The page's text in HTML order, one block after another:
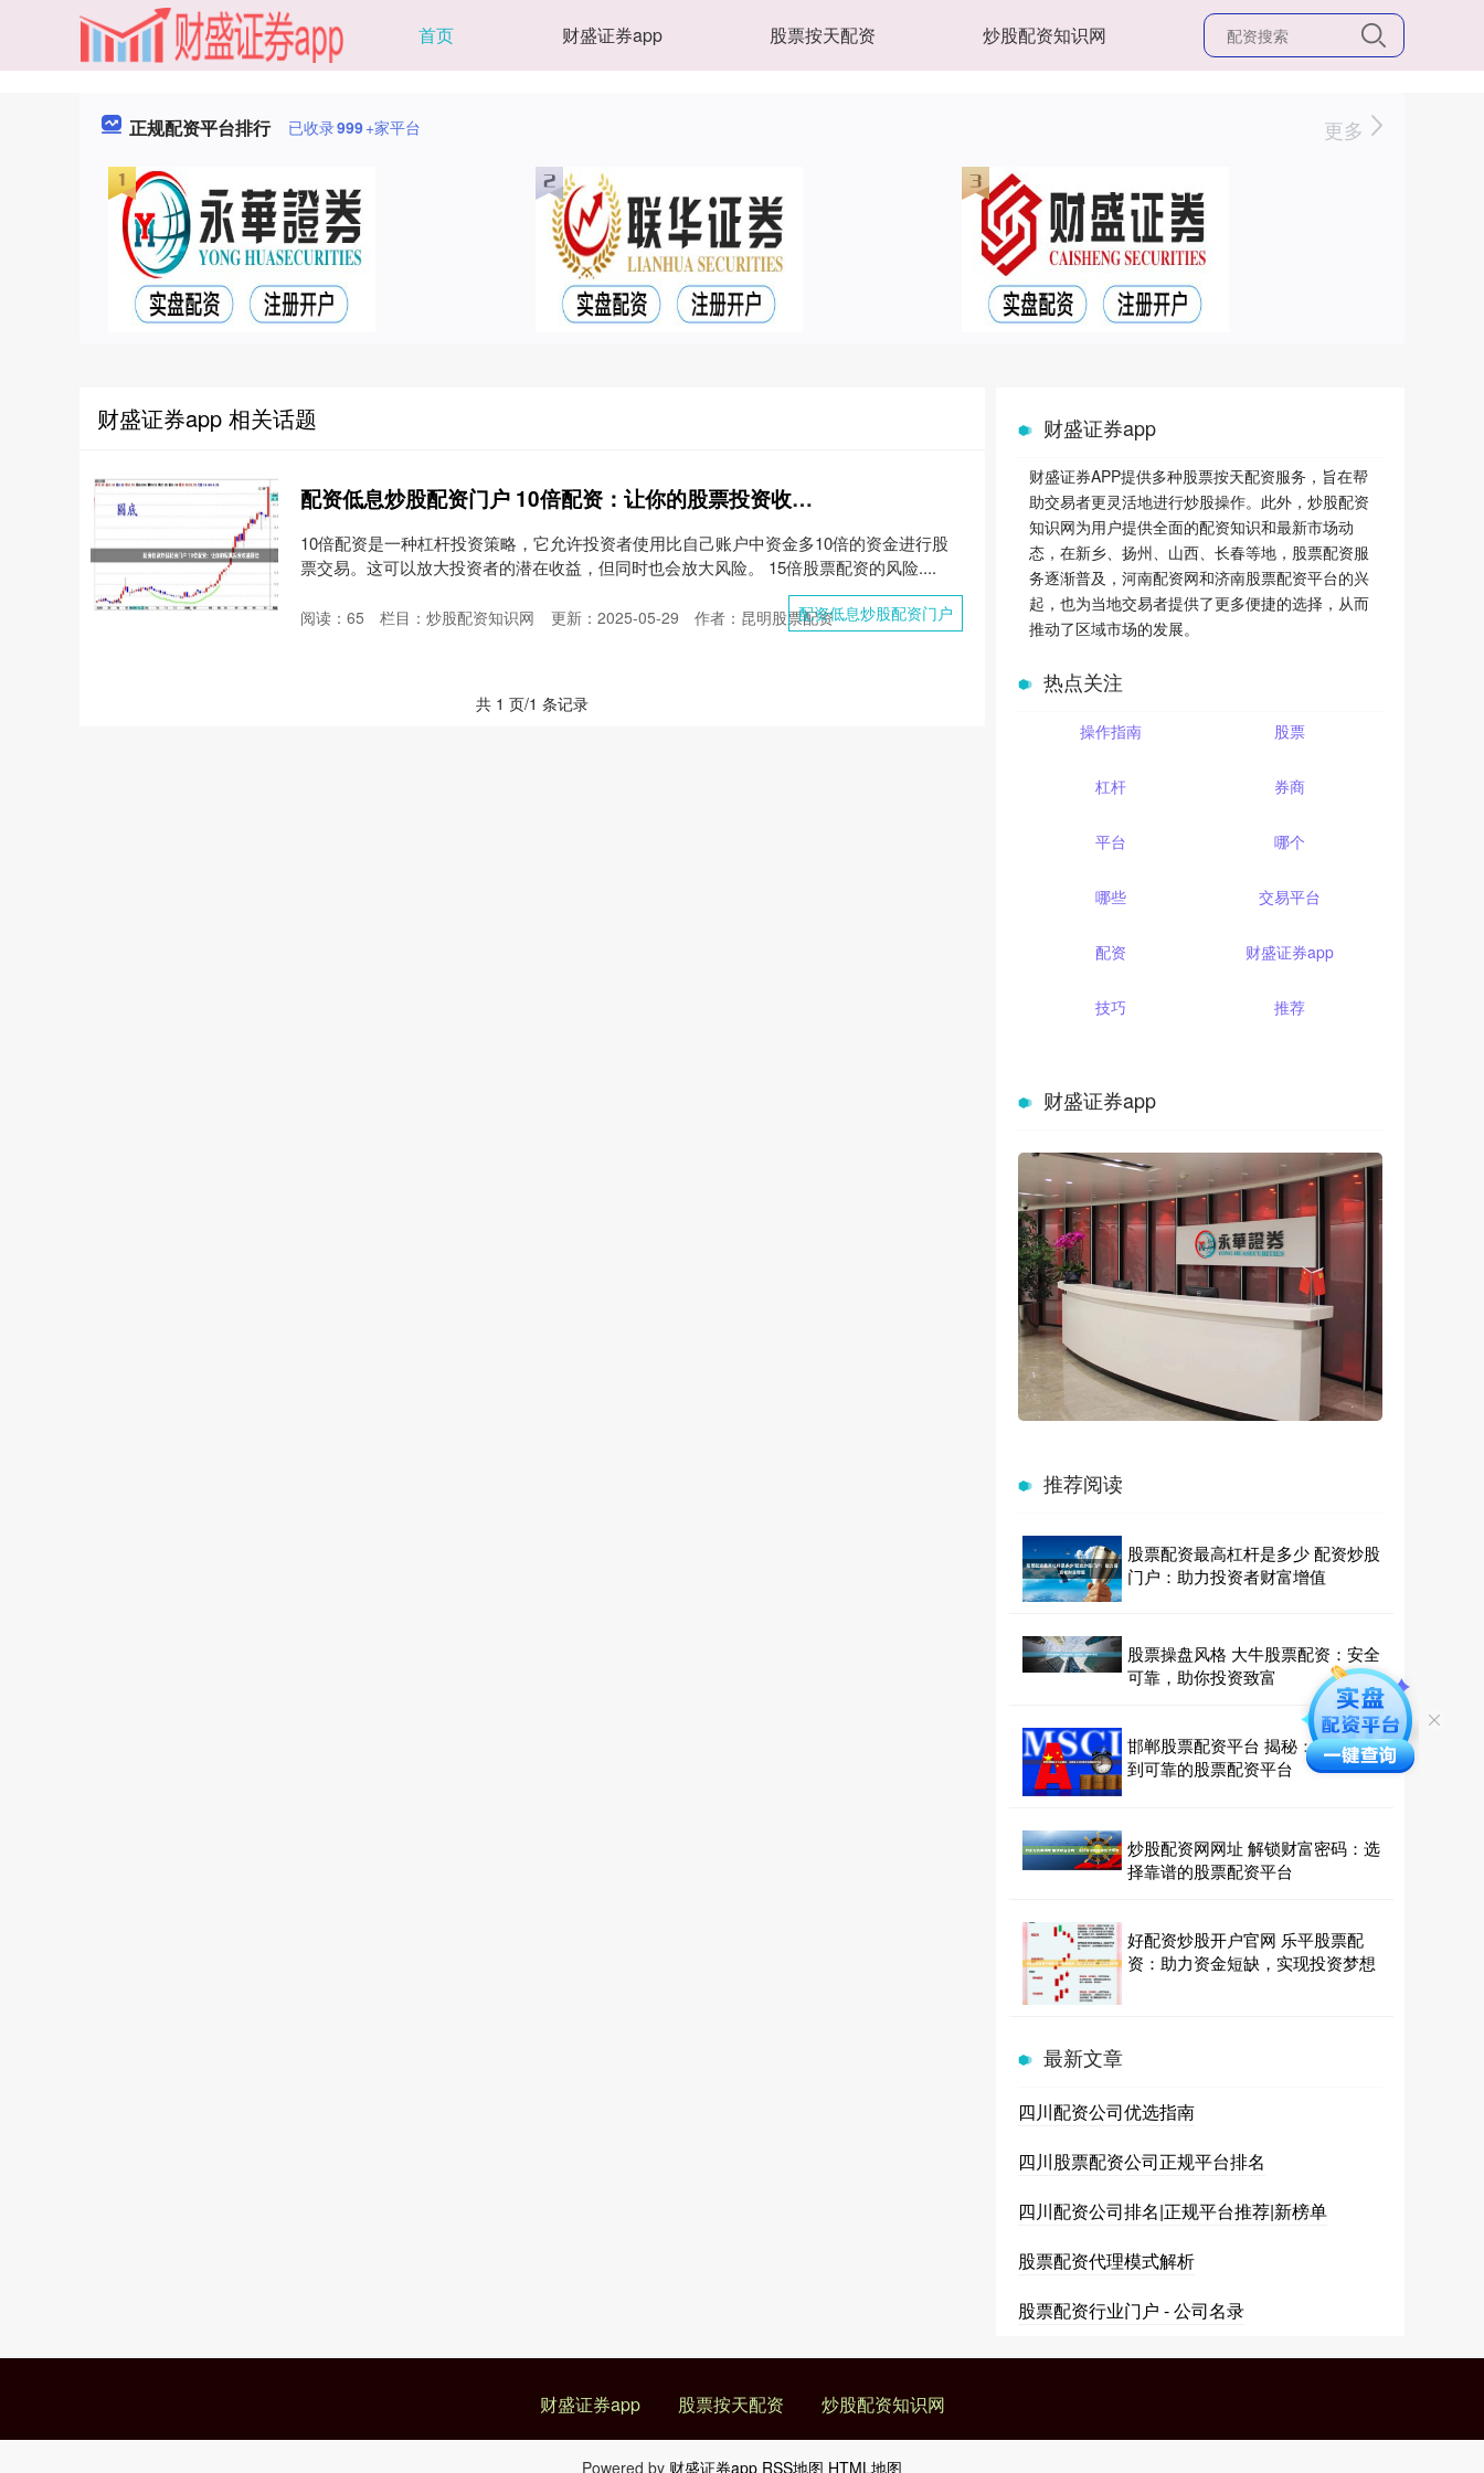
首页 财盛证券app 股票按天配资 炒股配资知识网
正规配资平台排行 已收录999+家平台 更多
财盛证券app 相关话题
配资低息炒股配资门户 10倍配资：让你的股票投资收益翻倍
10倍配资是一种杠杆投资策略，它允许投资者使用比自己账户中资金多10倍的资金进行股
票交易。这可以放大投资者的潜在收益，但同时也会放大风险。 15倍股票配资的风险....
配资低息炒股配资门户
更新：2025-05-29 作者：昆明股票配资
阅读： 65 栏目： 炒股配资知识网
共 1 页/1 条记录
财盛证券app
财盛证券APP提供多种股票按天配资服务，旨在帮
助交易者更灵活地进行炒股操作。此外，炒股配资
知识网为用户提供全面的配资知识和最新市场动
态，在新乡、扬州、山西、长春等地，股票配资服
务逐渐普及，河南配资网和济南股票配资平台的兴
起，也为当地交易者提供了更多便捷的选择，从而
推动了区域市场的发展。
热点关注
操作指南 股票
杠杆 券商
平台 哪个
哪些 交易平台
配资 财盛证券app
技巧 推荐
财盛证券app
推荐阅读
股票配资最高杠杆是多少 配资炒股
门户：助力投资者财富增值
股票操盘风格 大牛股票配资：安全
可靠，助你投资致富
邯郸股票配资平台 揭秘：在哪里找
到可靠的股票配资平台
炒股配资网网址 解锁财富密码：选
择靠谱的股票配资平台
好配资炒股开户官网 乐平股票配
资：助力资金短缺，实现投资梦想
最新文章
四川配资公司优选指南
四川股票配资公司正规平台排名
四川配资公司排名|正规平台推荐|新榜单
股票配资代理模式解析
股票配资行业门户 - 公司名录
财盛证券app 股票按天配资 炒股配资知识网
Powered by 财盛证券app RSS地图 HTML地图